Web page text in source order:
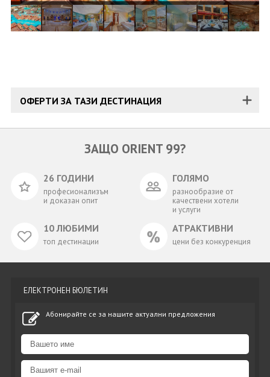
ОФЕРТИ ЗА ТАЗИ ДЕСТИНАЦИЯ
ЗАЩО ORIENT 99?
26 ГОДИНИ
професионализъм
и доказан опит
ГОЛЯМО
разнообразие от
качествени хотели
и услуги
10 ЛЮБИМИ
топ дестинации
АТРАКТИВНИ
цени без конкуренция
ЕЛЕКТРОНЕН БЮЛЕТИН
Абонирайте се за нашите актуални предложения